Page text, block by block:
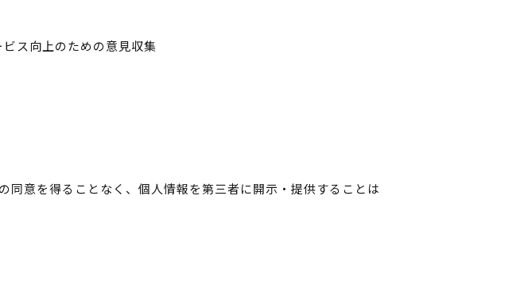
ス向上のための意見収集
意を得ることなく、個人情報を第三者に開示・提供することは